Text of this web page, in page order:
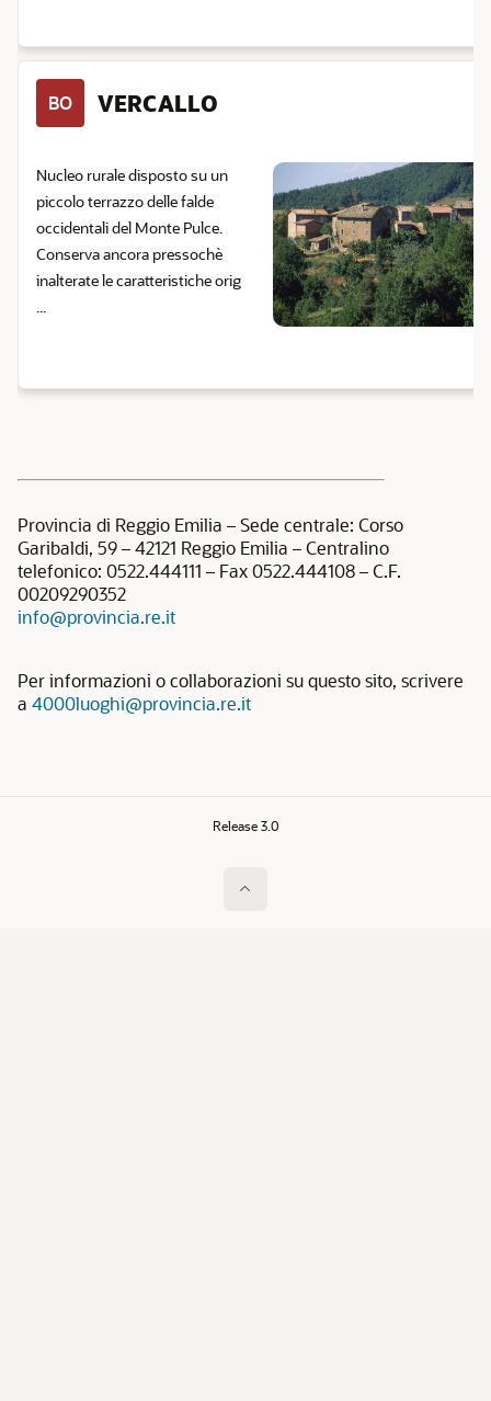
BO VERCALLO
Nucleo rurale disposto su un
piccolo terrazzo delle falde
occidentali del Monte Pulce.
Conserva ancora pressochè
inalterate le caratteristiche orig
...
Provincia di Reggio Emilia – Sede centrale: Corso
Garibaldi, 59 – 42121 Reggio Emilia – Centralino
telefonico: 0522.444111 – Fax 0522.444108 – C.F.
00209290352
info@provincia.re.it
Per informazioni o collaborazioni su questo sito, scrivere
a 4000luoghi@provincia.re.it
Release 3.0